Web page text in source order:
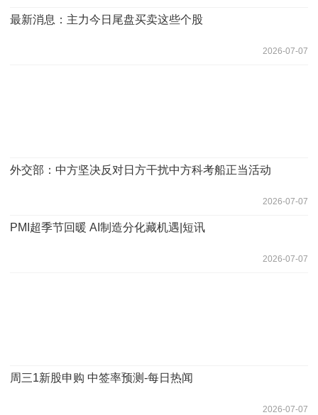
最新消息：主力今日尾盘买卖这些个股
2026-07-07
外交部：中方坚决反对日方干扰中方科考船正当活动
2026-07-07
PMI超季节回暖 AI制造分化藏机遇|短讯
2026-07-07
周三1新股申购 中签率预测-每日热闻
2026-07-07